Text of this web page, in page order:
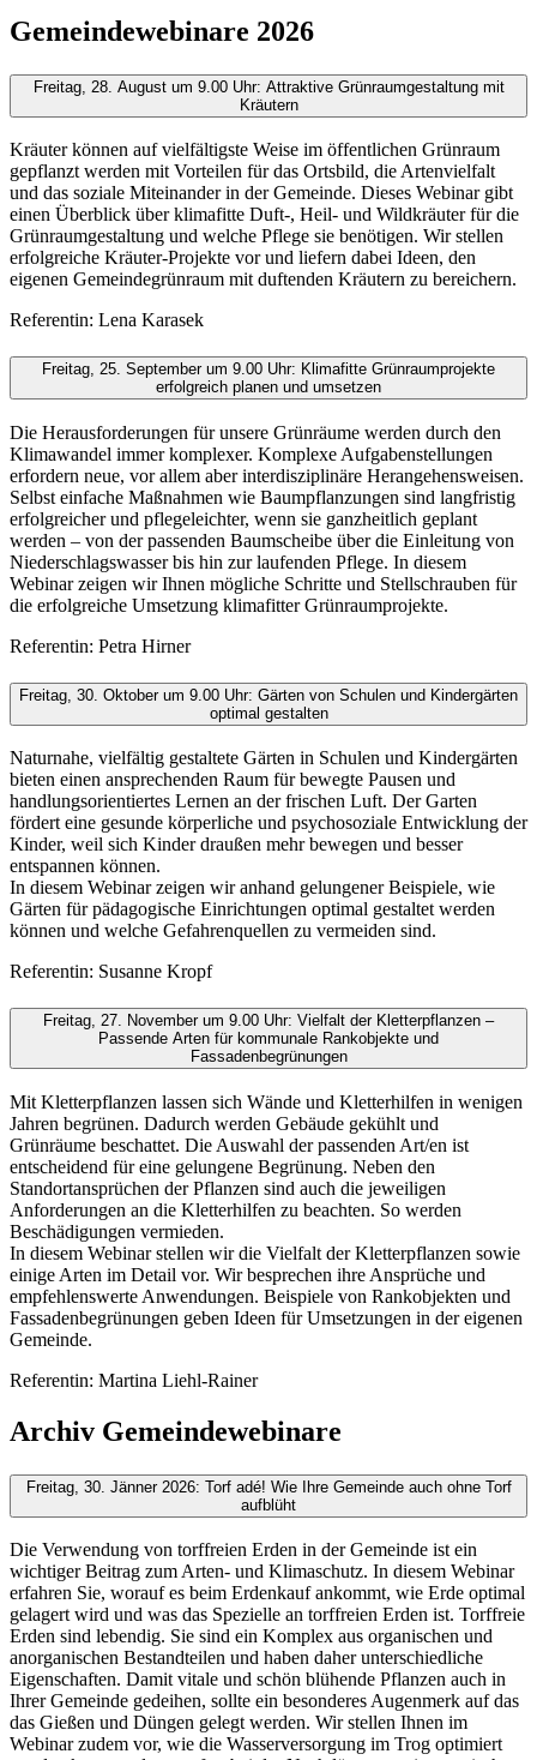
Gemeindewebinare 2026
Freitag, 28. August um 9.00 Uhr: Attraktive Grünraumgestaltung mit
Kräutern
Kräuter können auf vielfältigste Weise im öffentlichen Grünraum
gepflanzt werden mit Vorteilen für das Ortsbild, die Artenvielfalt
und das soziale Miteinander in der Gemeinde. Dieses Webinar gibt
einen Überblick über klimafitte Duft-, Heil- und Wildkräuter für die
Grünraumgestaltung und welche Pflege sie benötigen. Wir stellen
erfolgreiche Kräuter-Projekte vor und liefern dabei Ideen, den
eigenen Gemeindegrünraum mit duftenden Kräutern zu bereichern.
Referentin: Lena Karasek
Freitag, 25. September um 9.00 Uhr: Klimafitte Grünraumprojekte
erfolgreich planen und umsetzen
Die Herausforderungen für unsere Grünräume werden durch den
Klimawandel immer komplexer. Komplexe Aufgabenstellungen
erfordern neue, vor allem aber interdisziplinäre Herangehensweisen.
Selbst einfache Maßnahmen wie Baumpflanzungen sind langfristig
erfolgreicher und pflegeleichter, wenn sie ganzheitlich geplant
werden – von der passenden Baumscheibe über die Einleitung von
Niederschlagswasser bis hin zur laufenden Pflege. In diesem
Webinar zeigen wir Ihnen mögliche Schritte und Stellschrauben für
die erfolgreiche Umsetzung klimafitter Grünraumprojekte.
Referentin: Petra Hirner
Freitag, 30. Oktober um 9.00 Uhr: Gärten von Schulen und Kindergärten
optimal gestalten
Naturnahe, vielfältig gestaltete Gärten in Schulen und Kindergärten
bieten einen ansprechenden Raum für bewegte Pausen und
handlungsorientiertes Lernen an der frischen Luft. Der Garten
fördert eine gesunde körperliche und psychosoziale Entwicklung der
Kinder, weil sich Kinder draußen mehr bewegen und besser
entspannen können.
In diesem Webinar zeigen wir anhand gelungener Beispiele, wie
Gärten für pädagogische Einrichtungen optimal gestaltet werden
können und welche Gefahrenquellen zu vermeiden sind.
Referentin: Susanne Kropf
Freitag, 27. November um 9.00 Uhr: Vielfalt der Kletterpflanzen –
Passende Arten für kommunale Rankobjekte und
Fassadenbegrünungen
Mit Kletterpflanzen lassen sich Wände und Kletterhilfen in wenigen
Jahren begrünen. Dadurch werden Gebäude gekühlt und
Grünräume beschattet. Die Auswahl der passenden Art/en ist
entscheidend für eine gelungene Begrünung. Neben den
Standortansprüchen der Pflanzen sind auch die jeweiligen
Anforderungen an die Kletterhilfen zu beachten. So werden
Beschädigungen vermieden.
In diesem Webinar stellen wir die Vielfalt der Kletterpflanzen sowie
einige Arten im Detail vor. Wir besprechen ihre Ansprüche und
empfehlenswerte Anwendungen. Beispiele von Rankobjekten und
Fassadenbegrünungen geben Ideen für Umsetzungen in der eigenen
Gemeinde.
Referentin: Martina Liehl-Rainer
Archiv Gemeindewebinare
Freitag, 30. Jänner 2026: Torf adé! Wie Ihre Gemeinde auch ohne Torf
aufblüht
Die Verwendung von torffreien Erden in der Gemeinde ist ein
wichtiger Beitrag zum Arten- und Klimaschutz. In diesem Webinar
erfahren Sie, worauf es beim Erdenkauf ankommt, wie Erde optimal
gelagert wird und was das Spezielle an torffreien Erden ist. Torffreie
Erden sind lebendig. Sie sind ein Komplex aus organischen und
anorganischen Bestandteilen und haben daher unterschiedliche
Eigenschaften. Damit vitale und schön blühende Pflanzen auch in
Ihrer Gemeinde gedeihen, sollte ein besonderes Augenmerk auf das
das Gießen und Düngen gelegt werden. Wir stellen Ihnen im
Webinar zudem vor, wie die Wasserversorgung im Trog optimiert